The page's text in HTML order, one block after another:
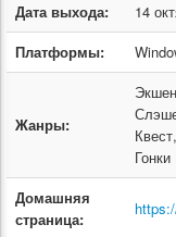
Дата выхода:
14
Платформы:
Жанры:
Домашняя
страница: